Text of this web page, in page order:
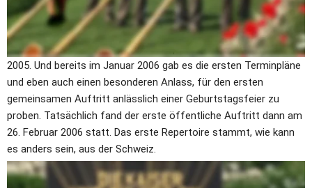
Dem Virus sind also alle gleichermaßen verfallen, was schließlich
die ideale Voraussetzung dafür war, das Ensemble „Die
Badischen“ ins Leben zu rufen. Dies passierte im Dezember
2005. Und bereits im Januar 2006 gab es die ersten Terminpläne
und eben auch einen besonderen Anlass, für den ersten
gemeinsamen Auftritt anlässlich einer Geburtstagsfeier zu
proben. Tatsächlich fand der erste öffentliche Auftritt dann am
26. Februar 2006 statt. Das erste Repertoire stammt, wie kann
es anders sein, aus der Schweiz.
Dass man mit Alphörnern noch sehr viel mehr anstellen kann,